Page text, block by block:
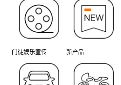
门徒娱乐宣传 新产品